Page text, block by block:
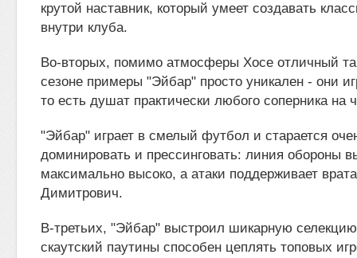
крутой наставник, который умеет создавать
внутри клуба.
Во-вторых, помимо атмосферы Хосе отличный
сезоне примеры "Эйбар" просто уникален - они
то есть душат практически любого соперника на
"Эйбар" играет в смелый футбол и старается
доминировать и прессинговать: линия обороны
максимально высоко, а атаки поддерживает
Димитрович.
В-третьих, "Эйбар" выстроил шикарную
скаутский паутины способен цеплять топовых